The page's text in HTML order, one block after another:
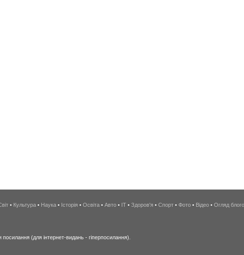
• Культура • Наука • Історія • Освіта • Авто • IT • Здоров'я • Спорт • Фото • Відео • Огляд
(для інтернет-видань - гіперпосилання).